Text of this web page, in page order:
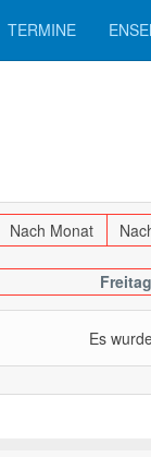
TERMINE
Nach Monat
Es